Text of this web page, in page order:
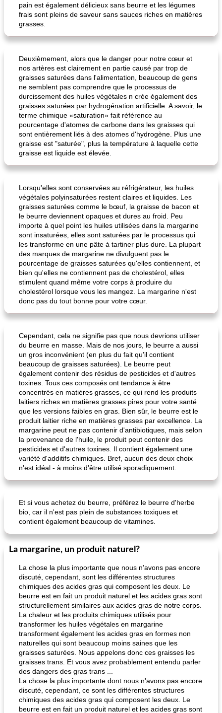
pain est également délicieux sans beurre et les légumes
frais sont pleins de saveur sans sauces riches en matières
grasses.
Deuxièmement, alors que le danger pour notre cœur et
nos artères est clairement en partie causé par trop de
graisses saturées dans l'alimentation, beaucoup de gens
ne semblent pas comprendre que le processus de
durcissement des huiles végétales n crée également des
graisses saturées par hydrogénation artificielle. A savoir, le
terme chimique «saturation» fait référence au
pourcentage d'atomes de carbone dans les graisses qui
sont entièrement liés à des atomes d'hydrogène. Plus une
graisse est "saturée", plus la température à laquelle cette
graisse est liquide est élevée.
Lorsqu'elles sont conservées au réfrigérateur, les huiles
végétales polyinsaturées restent claires et liquides. Les
graisses saturées comme le bœuf, la graisse de bacon et
le beurre deviennent opaques et dures au froid. Peu
importe à quel point les huiles utilisées dans la margarine
sont insaturées, elles sont saturées par le processus qui
les transforme en une pâte à tartiner plus dure. La plupart
des marques de margarine ne divulguent pas le
pourcentage de graisses saturées qu'elles contiennent, et
bien qu'elles ne contiennent pas de cholestérol, elles
stimulent quand même votre corps à produire du
cholestérol lorsque vous les mangez. La margarine n'est
donc pas du tout bonne pour votre cœur.
Cependant, cela ne signifie pas que nous devrions utiliser
du beurre en masse. Mais de nos jours, le beurre a aussi
un gros inconvénient (en plus du fait qu'il contient
beaucoup de graisses saturées). Le beurre peut
également contenir des résidus de pesticides et d'autres
toxines. Tous ces composés ont tendance à être
concentrés en matières grasses, ce qui rend les produits
laitiers riches en matières grasses pires pour votre santé
que les versions faibles en gras. Bien sûr, le beurre est le
produit laitier riche en matières grasses par excellence. La
margarine peut ne pas contenir d'antibiotiques, mais selon
la provenance de l'huile, le produit peut contenir des
pesticides et d'autres toxines. Il contient également une
variété d'additifs chimiques. Bref, aucun des deux choix
n'est idéal - à moins d'être utilisé sporadiquement.
Et si vous achetez du beurre, préférez le beurre d'herbe
bio, car il n'est pas plein de substances toxiques et
contient également beaucoup de vitamines.
La margarine, un produit naturel?
La chose la plus importante que nous n'avons pas encore
discuté, cependant, sont les différentes structures
chimiques des acides gras qui composent les deux. Le
beurre est en fait un produit naturel et les acides gras sont
structurellement similaires aux acides gras de notre corps.
La chaleur et les produits chimiques utilisés pour
transformer les huiles végétales en margarine
transforment également les acides gras en formes non
naturelles qui sont beaucoup moins saines que les
graisses saturées. Nous appelons donc ces graisses les
graisses trans. Et vous avez probablement entendu parler
des dangers des gras trans ...
La chose la plus importante dont nous n'avons pas encore
discuté, cependant, ce sont les différentes structures
chimiques des acides gras qui composent les deux. Le
beurre est en fait un produit naturel et les acides gras sont